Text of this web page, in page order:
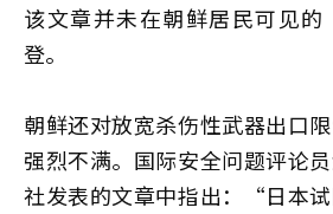
该文章并未在朝鲜居民可见的
登。
朝鲜还对放宽杀伤性武器出口
强烈不满。国际安全问题评论
社发表的文章中指出：“日本